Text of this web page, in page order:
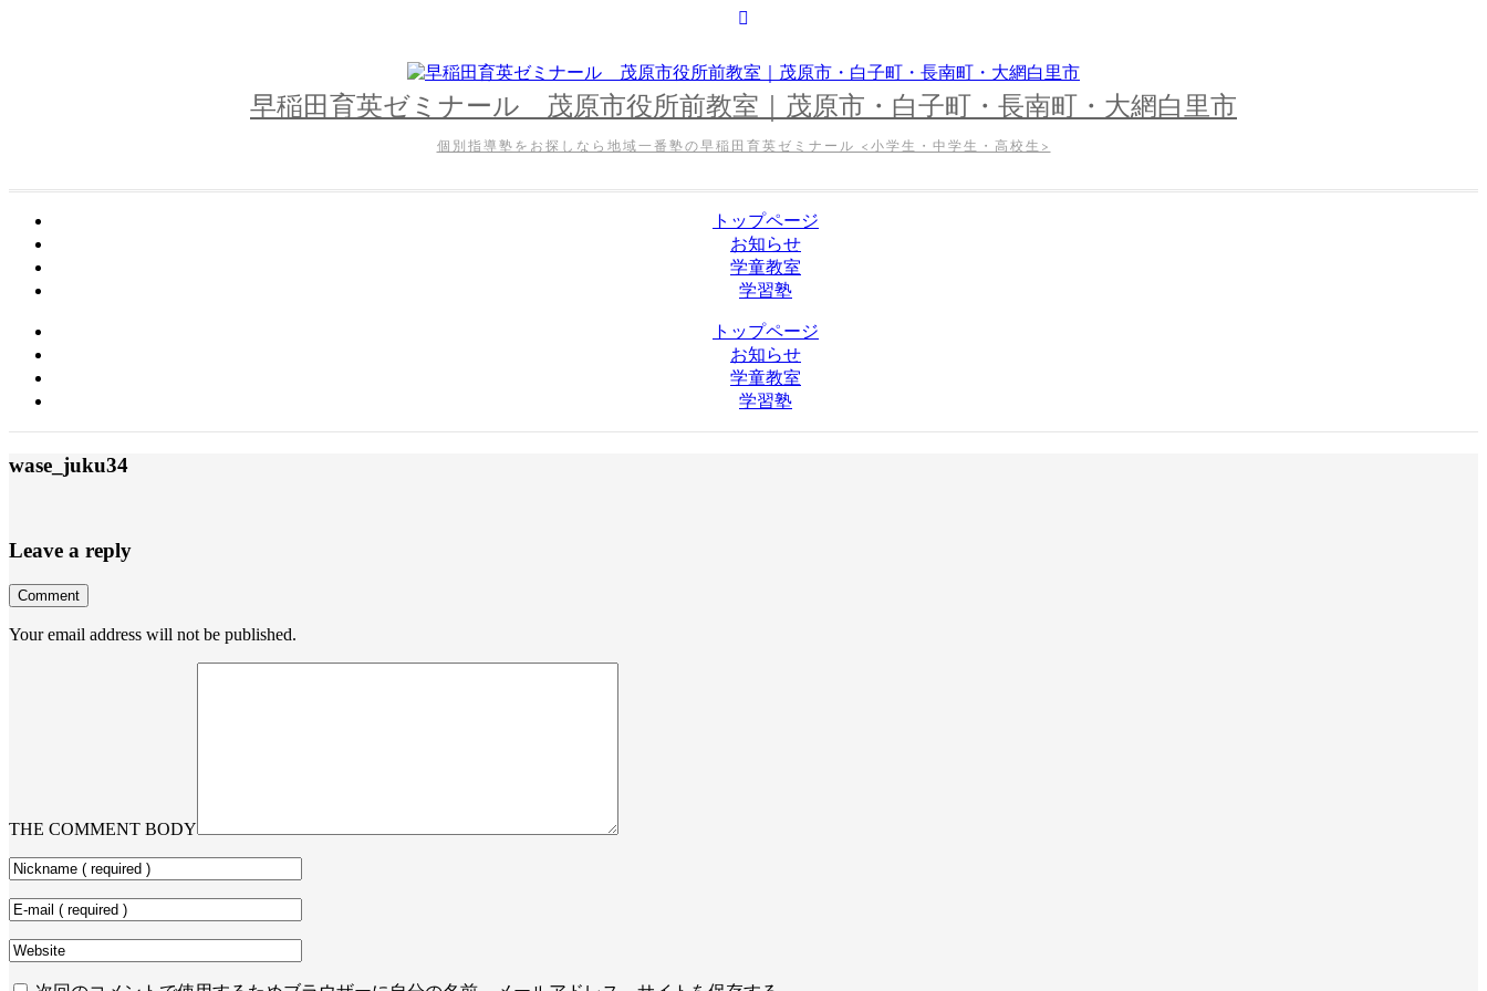
早稲田育英ゼミナール 茂原市役所前教室｜茂原市・白子町・長南町・大網白里市
個別指導塾をお探しなら地域一番塾の早稲田育英ゼミナール <小学生・中学生・高校生>
トップページ
お知らせ
学童教室
学習塾
トップページ
お知らせ
学童教室
学習塾
wase_juku34
Leave a reply
Comment
Your email address will not be published.
THE COMMENT BODY